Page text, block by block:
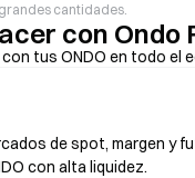
cantidades.
con Ondo
tus ONDO en todo el
de spot, margen y
con alta liquidez.